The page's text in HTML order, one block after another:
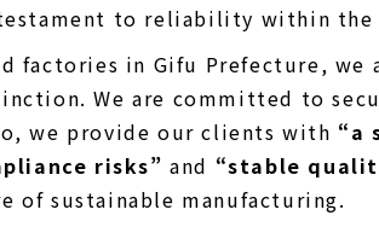
to reliability within the
factories in Gifu Prefecture,
We are committed to
we provide our clients with “a
risks” and “stable
sustainable manufacturing.